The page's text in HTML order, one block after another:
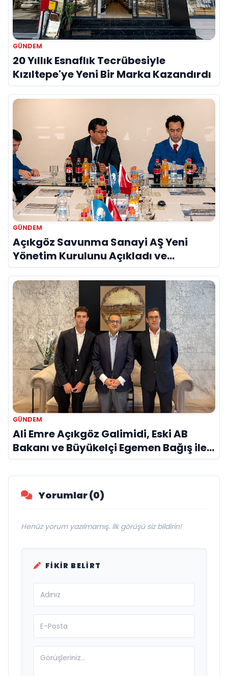
GÜNDEM
20 Yıllık Esnaflık Tecrübesiyle
Kızıltepe'ye Yeni Bir Marka Kazandırdı
GÜNDEM
Açıkgöz Savunma Sanayi AŞ Yeni
Yönetim Kurulunu Açıkladı ve
Savunma Sanayinde Küresel Vizyon
Vurgusu
GÜNDEM
Ali Emre Açıkgöz Galimidi, Eski AB
Bakanı ve Büyükelçi Egemen Bağış ile
Bir Araya Geldi
Yorumlar (0)
Henüz yorum yazılmamış. İlk görüşü siz bildirin!
FIKIR BELIRT